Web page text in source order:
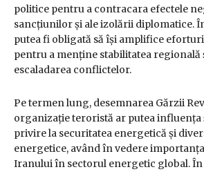
politice pentru a contracara efectele
sancțiunilor și ale izolării diplomatice.
putea fi obligată să își amplifice
pentru a menține stabilitatea regională
escaladarea conflictelor.
Pe termen lung, desemnarea Gărzii
organizație teroristă ar putea influența
privire la securitatea energetică și
energetice, având în vedere
Iranului în sectorul energetic global. În